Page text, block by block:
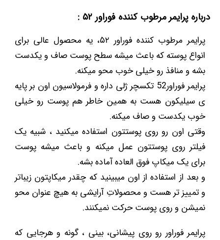
درباره پرایمر مرطوب کننده فوراور ۵۲ :
پرایمر مرطوب کننده فوراور ۵۲، یه محصول عالی برای
انواع پوسته که باعث میشه سطح پوست صاف و یکدست
بشه و منافذ رو خیلی خوب محو میکنه.
پرایمر فوراور52 تکسچر ژلی داره و فرمولاسیون اون بر پایه
ی سیلیکون هست به همین خاطر هم پوست رو خیلی
خوب یکدست و صاف میکنه.
وقتی اون رو روی پوستتون استفاده میکنید ، شبیه یک
فیلتر روی پوستتون عمل میکنه و باعث میشه پوست
برای یک میکاپ فوق العاده آماده بشه.
و بعد از استفاده از اون میبینید که چقدر میکاپتون زیباتر
و تمییز تر هست و محصولاتِ آرایشی به هیچ عنوان محو
نمیشن و روی پوست حرکت نمیکنند.
پرایمر فوراور رو روی پیشانی، بینی ، گونه و هرجایی که